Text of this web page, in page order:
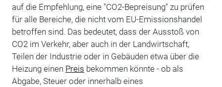
auf die Empfehlung, eine "CO2-Bepreisung" zu prüfen
für alle Bereiche, die nicht vom EU-Emissionshandel
betroffen sind. Das bedeutet, dass der Ausstoß von
CO2 im Verkehr, aber auch in der Landwirtschaft,
Teilen der Industrie oder in Gebäuden etwa über die
Heizung einen Preis bekommen könnte - ob als
Abgabe, Steuer oder innerhalb eines